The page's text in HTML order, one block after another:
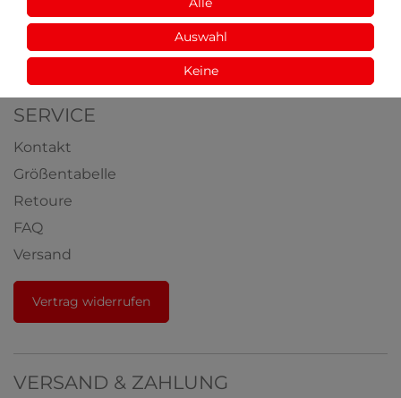
Videos
Auszeichnungen
SERVICE
Kontakt
Größentabelle
Retoure
FAQ
Versand
Vertrag widerrufen
VERSAND & ZAHLUNG
Auswahl
Keine